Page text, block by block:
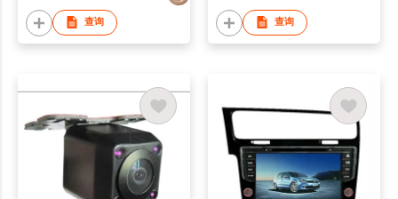
查询 查询